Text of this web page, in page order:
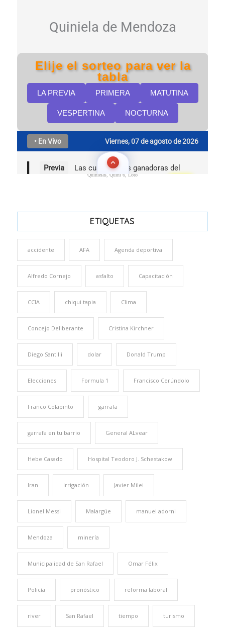
Quinielas, Quini 6, Loto
ETIQUETAS
accidente AFA Agenda deportiva
Alfredo Cornejo asfalto Capacitación
CCIA chiqui tapia Clima
Concejo Deliberante Cristina Kirchner
Diego Santilli dolar Donald Trump
Elecciones Formula 1 Francisco Cerúndolo
Franco Colapinto garrafa
garrafa en tu barrio General ALvear
Hebe Casado Hospital Teodoro J. Schestakow
Iran Irrigación Javier Milei
Lionel Messi Malargüe manuel adorni
Mendoza minería
Municipalidad de San Rafael Omar Félix
Policía pronóstico reforma laboral
river San Rafael tiempo turismo